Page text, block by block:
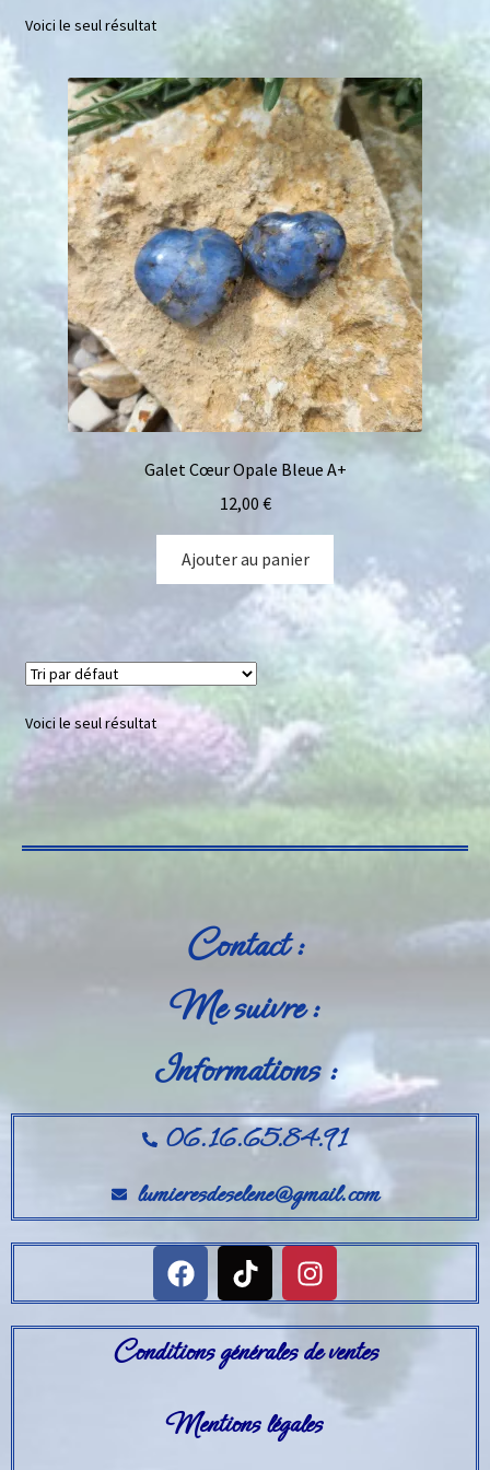
Mini géodes
Bougies lithothérapie
Packs
Carte Cadeau
Qui suis-je ?
Avis clients
Mon compte
Panier
Voici le seul résultat
Galet Cœur Opale Bleue A+
12,00 €
Ajouter au panier
Voici le seul résultat
Contact :
Me suivre :
Informations :
06.16.65.84.91
lumieresdeselene@gmail.com
Conditions générales de ventes
Mentions légales